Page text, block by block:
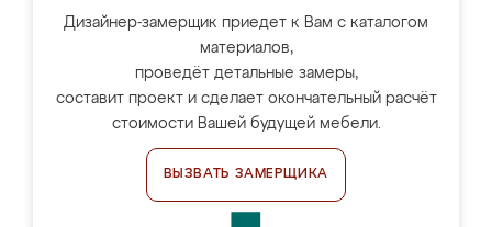
Дизайнер-замерщик приедет к Вам с каталогом
материалов,
проведёт детальные замеры,
составит проект и сделает окончательный расчёт
стоимости Вашей будущей мебели.
ВЫЗВАТЬ ЗАМЕРЩИКА